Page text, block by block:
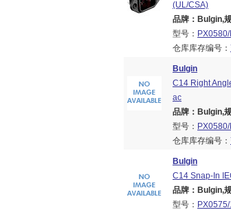
(UL/CSA)
品牌：Bulgin,
型号： PX0580/
仓库库存编号：
Bulgin
C14 Right
ac
品牌：Bulgin,
型号：
仓库库存编号：
Bulgin
C14 Snap-In
品牌：Bulgin,
型号：